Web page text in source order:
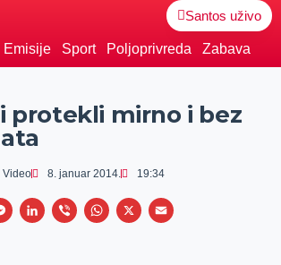
Santos uživo
Emisije Sport Poljoprivreda Zabava
protekli mirno i bez
Video 8. januar 2014. 19:34
M
L
V
W
X
E